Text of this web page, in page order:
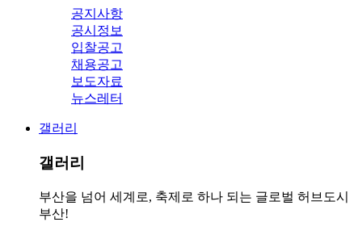
공지사항
공시정보
입찰공고
채용공고
보도자료
뉴스레터
갤러리
갤러리
부산을 넘어 세계로, 축제로 하나 되는 글로벌 허브도시
부산!